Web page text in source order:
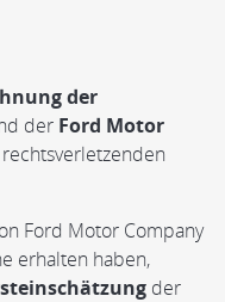
der
der Ford Motor
Ford Motor Company
erhalten haben,
der